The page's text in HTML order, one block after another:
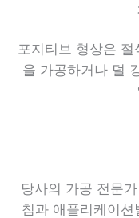
포지티브 형상은
을 가공하거나 덜
당사의 가공 전문
침과 애플리케이